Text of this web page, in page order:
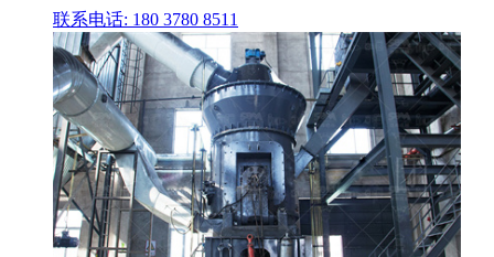
联系电话: 180 3780 8511